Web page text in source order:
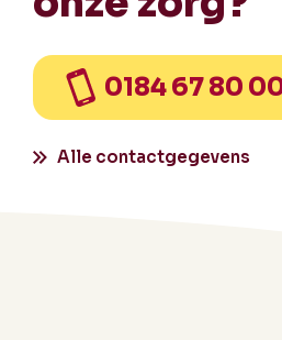
0184 67 80
Alle contactgegevens